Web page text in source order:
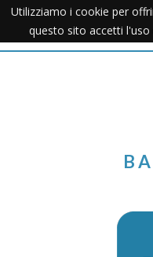
Utilizziamo i cookie per
questo sito accetti l'uso